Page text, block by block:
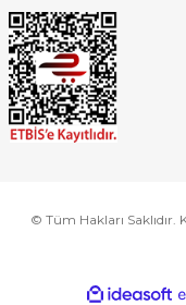
© Tüm Hakları Saklıdır.